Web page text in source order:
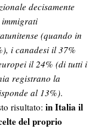
decisamente
(quando in
i canadesi il 37%
il 24% (di tutti i
registrano la
al 13%).
risultato: in Italia il
del proprio